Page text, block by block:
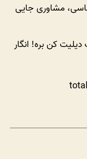
مشاوری جایی
کن بره! انگار